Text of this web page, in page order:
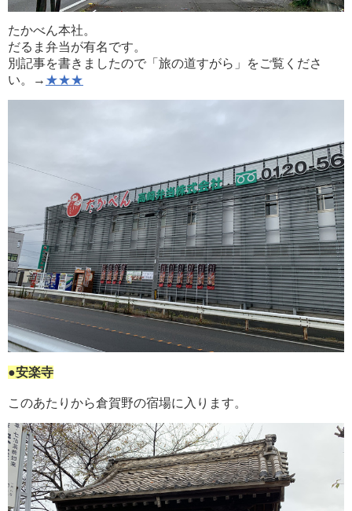
たかべん本社。
だるま弁当が有名です。
別記事を書きましたので「旅の道すがら」をご覧くださ
い。→ ★★★
●安楽寺
このあたりから倉賀野の宿場に入ります。